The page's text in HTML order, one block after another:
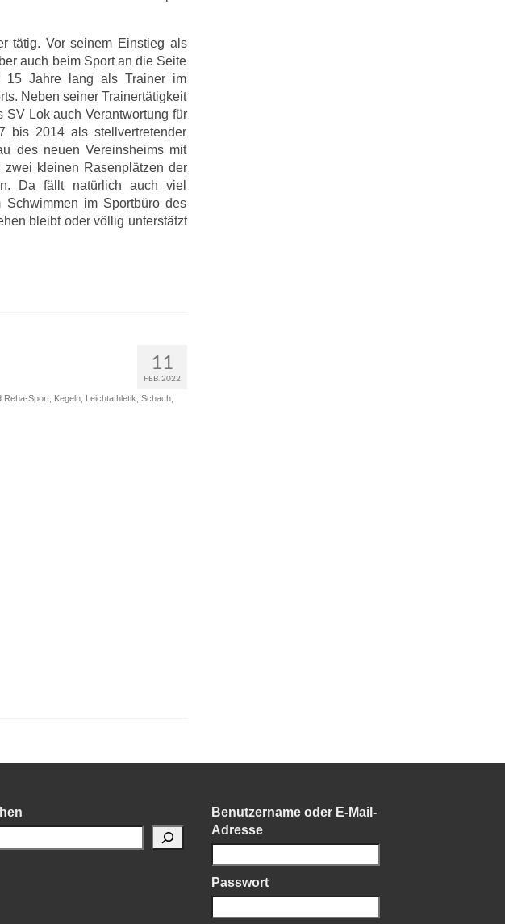
tätig. Vor seinem Einstieg als
auch beim Sport an die Seite
15 Jahre lang als Trainer im
Neben seiner Trainertätigkeit
Lok auch Verantwortung für
bis 2014 als stellvertretender
des neuen Vereinsheims mit
zwei kleinen Rasenplätzen der
Da fällt natürlich auch viel
im Sportbüro des
bleibt oder völlig unterstätzt
11
FEB. 2022
Reha-Sport Kegeln Leichtathletik Schach
Benutzername oder E-Mail-
Adresse
Passwort